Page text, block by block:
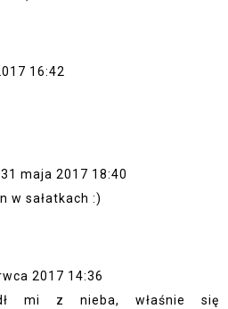
16:42
31 maja 2017 18:40
w sałatkach :)
2017 14:36
mi z nieba, właśnie się